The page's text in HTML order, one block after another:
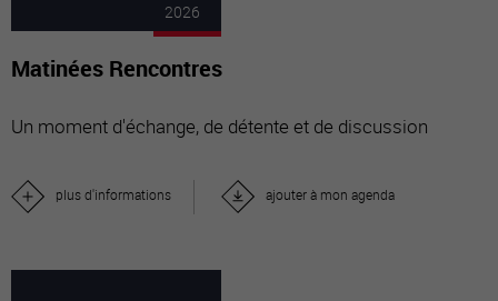
2026
Matinées Rencontres
Un moment d'échange, de détente et de discussion
plus d'informations ajouter à mon agenda